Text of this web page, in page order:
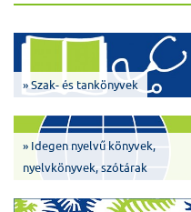
» Szak- és tankönyvek
» Idegen nyelvű könyvek,
nyelvkönyvek, szótárak